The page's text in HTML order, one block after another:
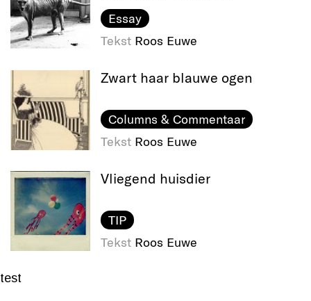
Essay
Tekst Roos Euwe
Zwart haar blauwe ogen
Columns & Commentaar
Tekst Roos Euwe
Vliegend huisdier
TIP
Tekst Roos Euwe
test